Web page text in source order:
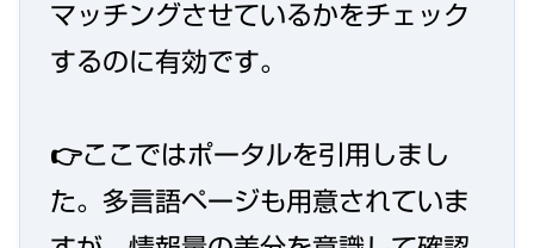
マッチングさせているかをチェック
するのに有効です。
👉ここではポータルを引用しまし
た。多言語ページも用意されていま